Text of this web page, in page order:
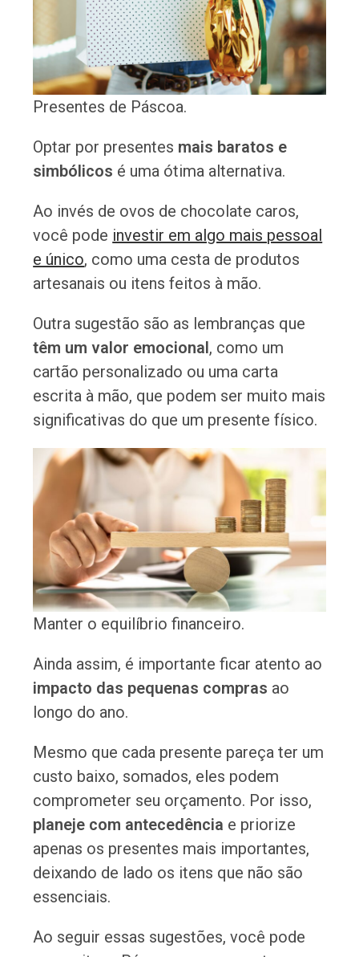
Presentes de Páscoa.
Optar por presentes mais baratos e
simbólicos é uma ótima alternativa.
Ao invés de ovos de chocolate caros,
você pode investir em algo mais pessoal
e único, como uma cesta de produtos
artesanais ou itens feitos à mão.
Outra sugestão são as lembranças que
têm um valor emocional, como um
cartão personalizado ou uma carta
escrita à mão, que podem ser muito mais
significativas do que um presente físico.
Manter o equilíbrio financeiro.
Ainda assim, é importante ficar atento ao
impacto das pequenas compras ao
longo do ano.
Mesmo que cada presente pareça ter um
custo baixo, somados, eles podem
comprometer seu orçamento. Por isso,
planeje com antecedência e priorize
apenas os presentes mais importantes,
deixando de lado os itens que não são
essenciais.
Ao seguir essas sugestões, você pode